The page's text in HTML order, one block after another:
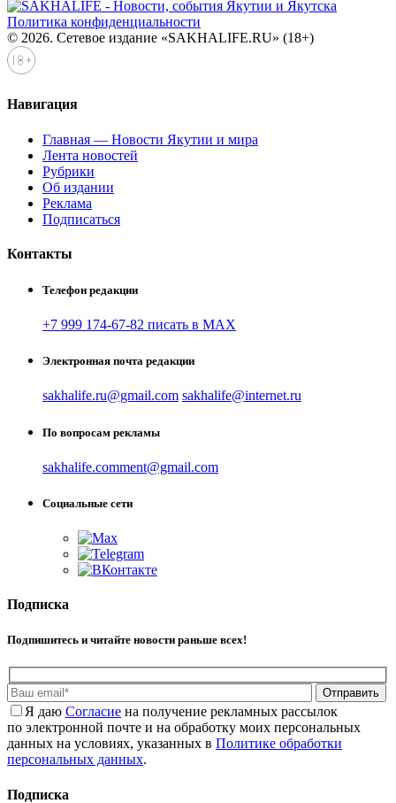
Политика конфиденциальности
© 2026. Сетевое издание «SAKHALIFE.RU» (18+)
Навигация
Главная — Новости Якутии и мира
Лента новостей
Рубрики
Об издании
Реклама
Подписаться
Контакты
Телефон редакции
+7 999 174-67-82 писать в MAX
Электронная почта редакции
sakhalife.ru@gmail.com sakhalife@internet.ru
По вопросам рекламы
sakhalife.comment@gmail.com
Социальные сети
Подписка
Подпишитесь и читайте новости раньше всех!
Отправить
Я даю Cогласие на получение рекламных рассылок
по электронной почте и на обработку моих персональных
данных на условиях, указанных в Политике обработки
персональных данных.
Подписка